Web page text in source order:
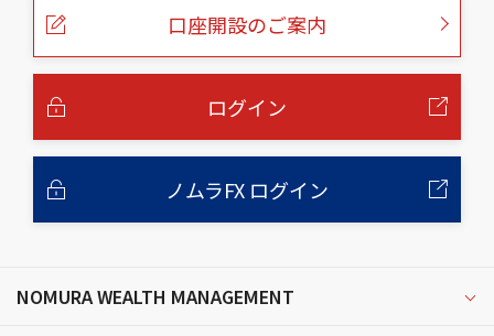
口座開設のご案内
ログイン
ノムラFX ログイン
NOMURA WEALTH MANAGEMENT